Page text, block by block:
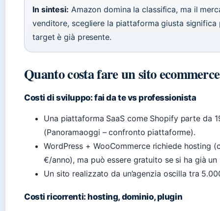
In sintesi: Amazon domina la classifica, ma il
venditore, scegliere la piattaforma giusta
target è già presente.
Quanto costa fare un sito
Costi di sviluppo: fai da te vs professionista
Una piattaforma SaaS come Shopify parte da
(Panoramaoggi – confronto piattaforme).
WordPress + WooCommerce richiede hosting
€/anno), ma può essere gratuito se si ha già un
Un sito realizzato da un’agenzia oscilla tra
Costi ricorrenti: hosting, dominio, plugin